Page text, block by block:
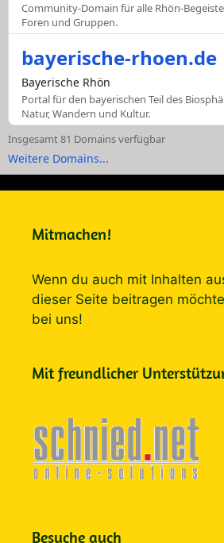
Community-Domain für alle Rhön-
Foren und Gruppen.
bayerische-rhoen.de
Bayerische Rhön
Portal für den bayerischen Teil des
Natur, Wandern und Kultur.
Insgesamt 81 Domains verfügbar
Weitere Domains...
Mitmachen!
Wenn du auch mit Inhalten
dieser Seite beitragen
bei uns!
Mit freundlicher
Besuche auch